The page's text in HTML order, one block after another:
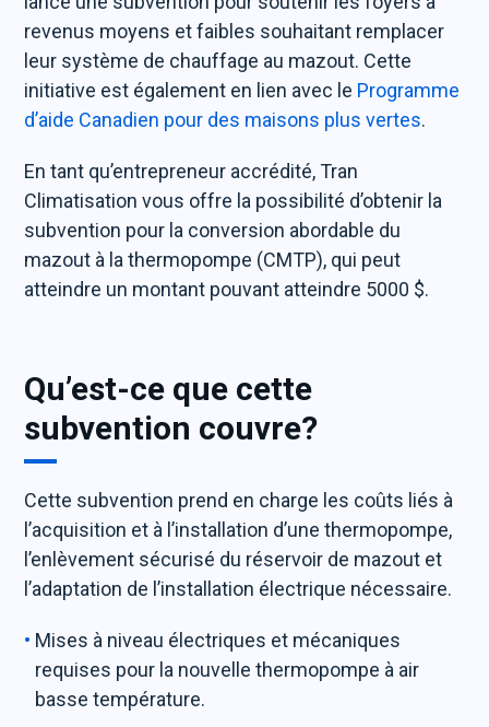
revenus moyens et faibles souhaitant remplacer
leur système de chauffage au mazout. Cette
initiative est également en lien avec le Programme
d’aide Canadien pour des maisons plus vertes.
En tant qu’entrepreneur accrédité, Tran
Climatisation vous offre la possibilité d’obtenir la
subvention pour la conversion abordable du
mazout à la thermopompe (CMTP), qui peut
atteindre un montant pouvant atteindre 5000 $.
Qu’est-ce que cette
subvention couvre?
Cette subvention prend en charge les coûts liés à
l’acquisition et à l’installation d’une thermopompe,
l’enlèvement sécurisé du réservoir de mazout et
l’adaptation de l’installation électrique nécessaire.
Mises à niveau électriques et mécaniques
requises pour la nouvelle thermopompe à air
basse température.